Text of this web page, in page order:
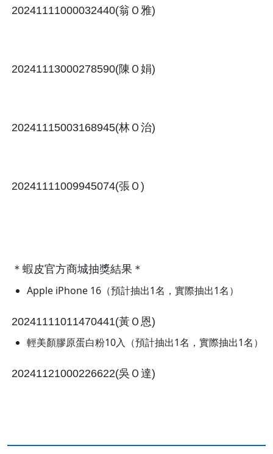
＊蝦皮官方商城抽獎結果＊
Apple iPhone 16（預計抽出1名，實際抽出1名）
20241111011470441(黃Ｏ恩)
輕美顏膠原蛋白粉10入（預計抽出1名，實際抽出1名）
20241121000226622(吳Ｏ達)